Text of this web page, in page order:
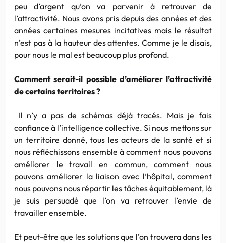
peu d’argent qu’on va parvenir à retrouver de
l’attractivité. Nous avons pris depuis des années et des
années certaines mesures incitatives mais le résultat
n’est pas à la hauteur des attentes. Comme je le disais,
pour nous le mal est beaucoup plus profond.
Comment serait-il possible d’améliorer l’attractivité
de certains territoires ?
Il n’y a pas de schémas déjà tracés. Mais je fais
confiance à l’intelligence collective. Si nous mettons sur
un territoire donné, tous les acteurs de la santé et si
nous réfléchissons ensemble à comment nous pouvons
améliorer le travail en commun, comment nous
pouvons améliorer la liaison avec l’hôpital, comment
nous pouvons nous répartir les tâches équitablement, là
je suis persuadé que l’on va retrouver l’envie de
travailler ensemble.
Et peut-être que les solutions que l’on trouvera dans les